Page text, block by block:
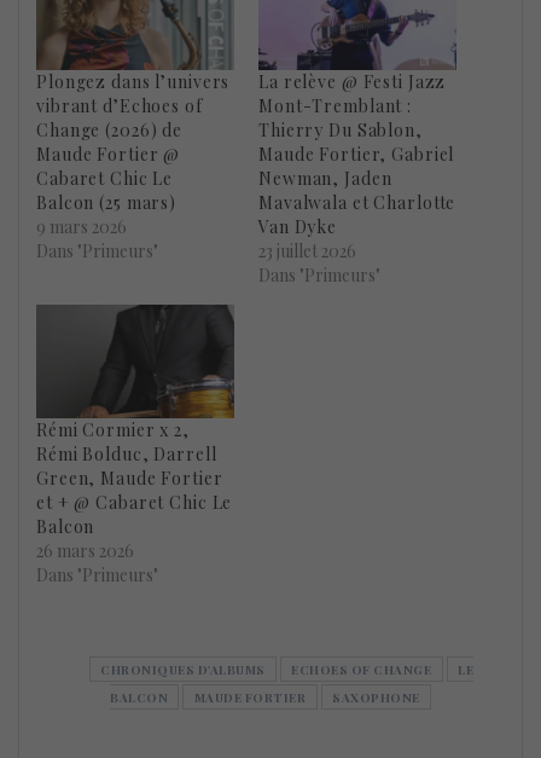
Plongez dans l’univers
vibrant d’Echoes of
Change (2026) de
Maude Fortier @
Cabaret Chic Le
Balcon (25 mars)
9 mars 2026
Dans "Primeurs"
La relève @ Festi Jazz
Mont-Tremblant :
Thierry Du Sablon,
Maude Fortier, Gabriel
Newman, Jaden
Mavalwala et Charlotte
Van Dyke
23 juillet 2026
Dans "Primeurs"
Rémi Cormier x 2,
Rémi Bolduc, Darrell
Green, Maude Fortier
et + @ Cabaret Chic Le
Balcon
26 mars 2026
Dans "Primeurs"
CHRONIQUES D'ALBUMS ECHOES OF CHANGE
LE
BALCON
MAUDE FORTIER SAXOPHONE